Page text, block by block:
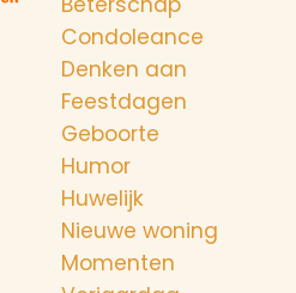
Condoleance
Denken aan
Feestdagen
Geboorte
Humor
Huwelijk
Nieuwe woning
Momenten